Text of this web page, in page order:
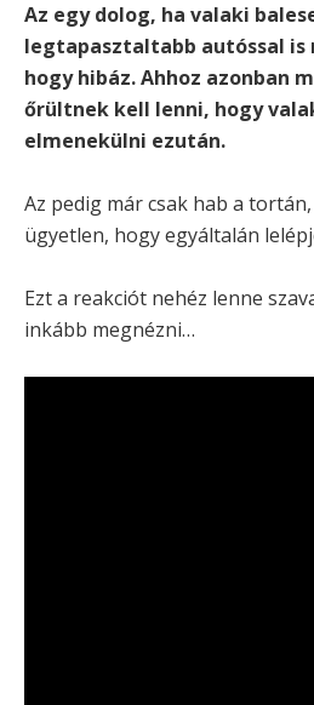
Az egy dolog, ha valaki
legtapasztaltabb autóssal
hogy hibáz. Ahhoz azonban
őrültnek kell lenni, hogy
elmenekülni ezután.
Az pedig már csak hab a
ügyetlen, hogy egyáltalán
Ezt a reakciót nehéz lenne
inkább megnézni…